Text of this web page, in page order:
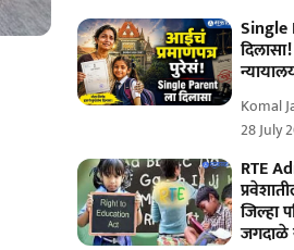
Single
Komal
28 July
RTE
जिल्हा
जगदाळे